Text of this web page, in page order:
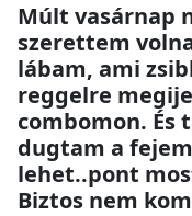
Múlt vasárnap
szerettem
lábam, ami
reggelre
combomon.
dugtam a
lehet..pont
Biztos nem